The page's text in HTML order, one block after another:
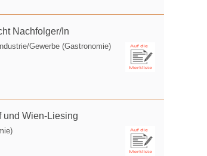
Nachfolger/In
Gewerbe (Gastronomie)
und Wien-Liesing